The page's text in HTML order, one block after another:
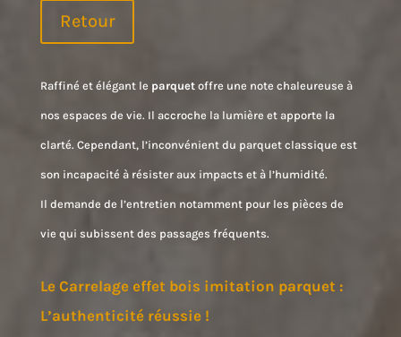
Retour
Raffiné et élégant le parquetoffre une note chaleureuse à
nos espaces de vie. Il accroche la lumière et apporte la
clarté. Cependant, l’inconvénient du parquet classique est
son incapacité à résister aux impacts et à l’humidité.
Il demande de l’entretien notamment pour les pièces de
vie qui subissent des passages fréquents.
Le Carrelage effet bois imitation parquet :
L’authenticité réussie !